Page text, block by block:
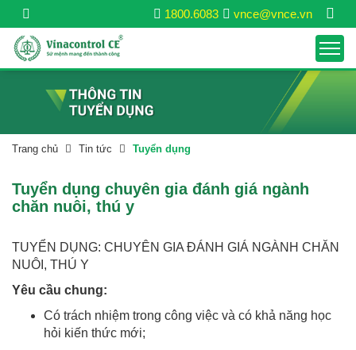
vnce@vnce.vn
1800.6083
Trang chủ Tin tức Tuyển dụng
Tuyển dụng chuyên gia đánh giá ngành
chăn nuôi, thú y
TUYỂN DỤNG: CHUYÊN GIA ĐÁNH GIÁ NGÀNH CHĂN
NUÔI, THÚ Y
Yêu cầu chung:
Có trách nhiệm trong công việc và có khả năng học
hỏi kiến thức mới;